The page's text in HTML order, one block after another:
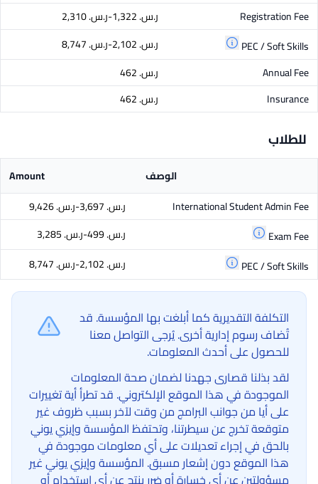
Registration Fee
ر.س.‏ 1,322-ر.س.‏ 2,310
PEC / Soft Skills
ر.س.‏ 2,102-ر.س.‏ 8,747
Annual Fee
ر.س.‏ 462
Insurance
ر.س.‏ 462
للطلاب
الوصف
Amount
International Student Admin Fee
ر.س.‏ 3,697-ر.س.‏ 9,426
Exam Fee
ر.س.‏ 499-ر.س.‏ 3,285
PEC / Soft Skills
ر.س.‏ 2,102-ر.س.‏ 8,747
التكلفة التقديرية كما أبلغت بها المؤسسة. قد
تُضاف رسوم إدارية أخرى. يُرجى التواصل معنا
للحصول على أحدث المعلومات.
لقد بذلنا قصارى جهدنا لضمان صحة المعلومات
الموجودة في هذا الموقع الإلكتروني. قد تطرأ أية تغييرات
على أيا من جوانب البرامج من وقت لآخر بسبب ظروف غير
متوقعة تخرج عن سيطرتنا، وتحتفظ المؤسسة وإيزي يوني
بالحق في إجراء تعديلات على أي معلومات موجودة في
هذا الموقع دون إشعار مسبق. المؤسسة وإيزي يوني غير
مسؤولتين عن أي خسارة أو ضرر ينتج عن أي استخدام أو